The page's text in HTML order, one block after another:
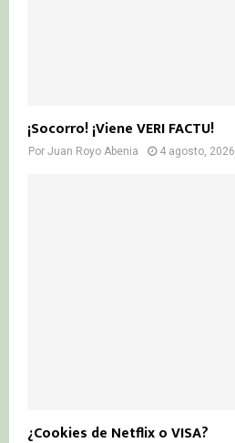
¡Socorro! ¡Viene VERI FACTU!
Por Juan Royo Abenia 4 agosto, 2026
¿Cookies de Netflix o VISA?